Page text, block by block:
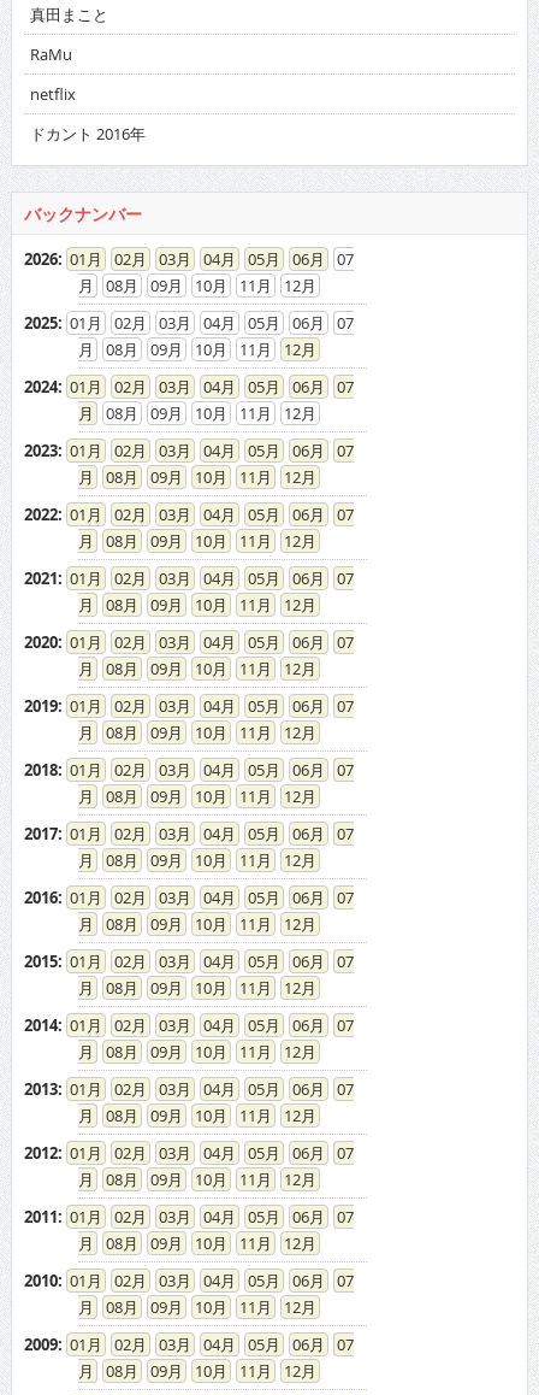
真田まこと
RaMu
netflix
ドカント 2016年
バックナンバー
2026: 01 02 03 04 05 06
07
08
09 10 11
12
2025: 01 02 03 04 05 06
07
08
09 10 11
12
2024: 01 02 03 04 05 06
07
08
09 10 11
12
2023: 01 02 03 04 05 06
07
08
09 10 11
12
2022: 01 02 03 04 05 06
07
08
09 10 11
12
2021: 01 02 03 04 05 06
07
08
09 10 11
12
2020: 01 02 03 04 05 06
07
08
09 10 11
12
2019: 01 02 03 04 05 06
07
08
09 10 11
12
2018: 01 02 03 04 05 06
07
08
09 10 11
12
2017: 01 02 03 04 05 06
07
08
09 10 11
12
2016: 01 02 03 04 05 06
07
08
09 10 11
12
2015: 01 02 03 04 05 06
07
08
09 10 11
12
2014: 01 02 03 04 05 06
07
08
09 10 11
12
2013: 01 02 03 04 05 06
07
08
09 10 11
12
2012: 01 02 03 04 05 06
07
08
09 10 11
12
2011: 01 02 03 04 05 06
07
08
09 10 11
12
2010: 01 02 03 04 05 06
07
08
09 10 11
12
2009: 01 02 03 04 05 06
07
08
09 10 11
12